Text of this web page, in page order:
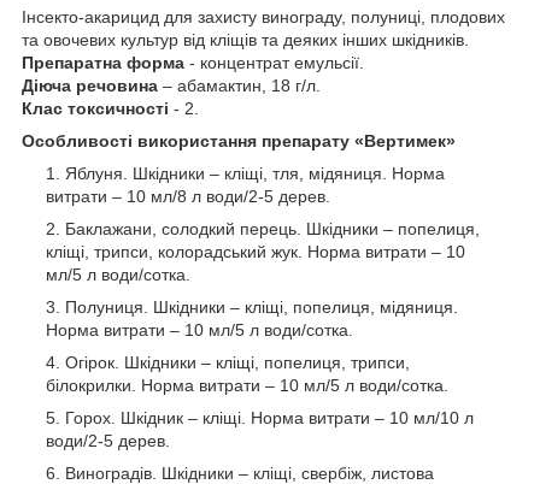
Інсекто-акарицид для захисту винограду, полуниці, плодових
та овочевих культур від кліщів та деяких інших шкідників.
Препаратна форма - концентрат емульсії.
Діюча речовина – абамактин, 18 г/л.
Клас токсичності - 2.
Особливості використання препарату «Вертимек»
Яблуня. Шкідники – кліщі, тля, мідяниця. Норма
витрати – 10 мл/8 л води/2-5 дерев.
Баклажани, солодкий перець. Шкідники – попелиця,
кліщі, трипси, колорадський жук. Норма витрати – 10
мл/5 л води/сотка.
Полуниця. Шкідники – кліщі, попелиця, мідяниця.
Норма витрати – 10 мл/5 л води/сотка.
Огірок. Шкідники – кліщі, попелиця, трипси,
білокрилки. Норма витрати – 10 мл/5 л води/сотка.
Горох. Шкідник – кліщі. Норма витрати – 10 мл/10 л
води/2-5 дерев.
Виноградів. Шкідники – кліщі, свербіж, листова